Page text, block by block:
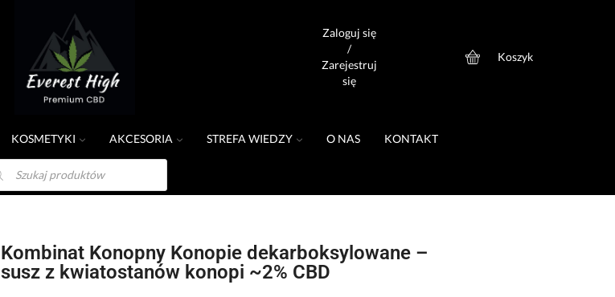
Zaloguj się
/
Zarejestruj
się
Koszyk
KOSMETYKI AKCESORIA STREFA WIEDZY O NAS KONTAKT
Kombinat Konopny Konopie dekarboksylowane –
susz z kwiatostanów konopi ~2% CBD